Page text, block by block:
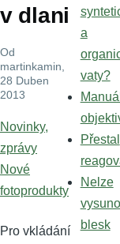
v dlani
Od
martinkamin
28 Duben
2013
Novinky,
zprávy
Nové
fotoprodukty
Pro vkládání
a
vaty?
Přestal
Nelze
blesk